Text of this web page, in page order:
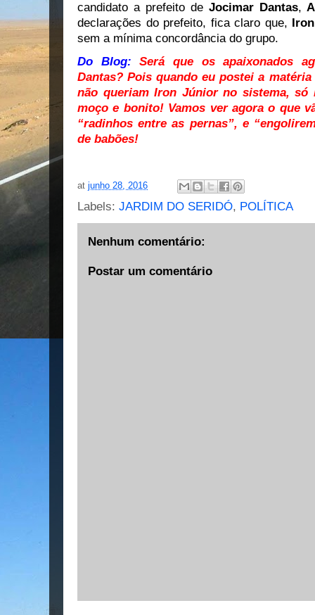
candidato a prefeito de Jocimar Dantas,
declarações do prefeito, fica claro que,
sem a mínima concordância do grupo.
Do Blog: Será que os apaixonados
Dantas? Pois quando eu postei a
não queriam Iron Júnior no sistema, só
moço e bonito! Vamos ver agora o que
“radinhos entre as pernas”, e
de babões!
at junho 28, 2016
Labels: JARDIM DO SERIDÓ, POLÍTICA
Nenhum comentário:
Postar um comentário